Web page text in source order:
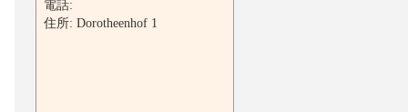
電話:
住所: Dorotheenhof 1